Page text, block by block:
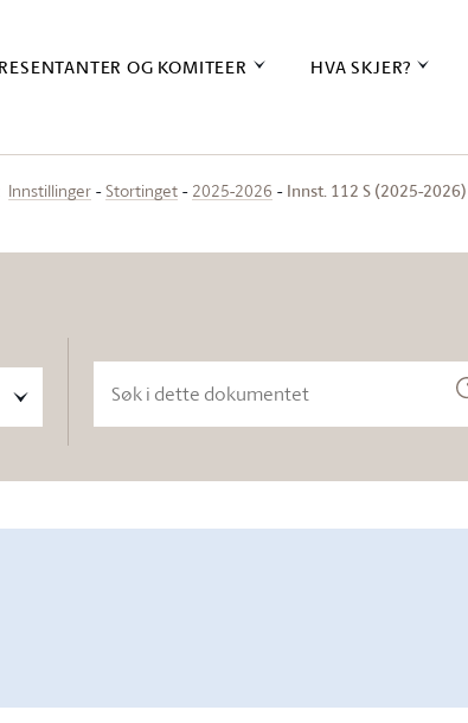
OG KOMITEER HVA SKJER?
Innstillinger Stortinget 2025-2026 Innst. 112 S (2025-2026)